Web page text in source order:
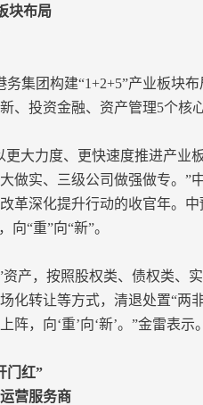
块布局
务集团构建“1+2+5”产业板块
、投资金融、资产管理5个核
更大力度、更快速度推进产业
做实、三级公司做强做专。”
革深化提升行动的收官年。
向“重”向“新”。
资产，按照股权类、债权类
化转让等方式，清退处置“两
阵，向‘重’向‘新’。”金雷表示
门红”
营服务商